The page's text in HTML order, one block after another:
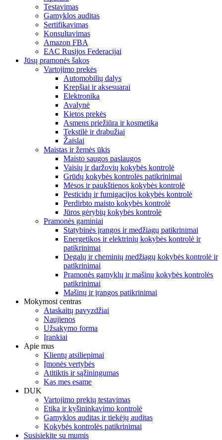
Testavimas
Gamyklos auditas
Sertifikavimas
Konsultavimas
Amazon FBA
EAC Rusijos Federacijai
Jūsų pramonės šakos
Vartojimo prekės
Automobilių dalys
Krepšiai ir aksesuarai
Elektronika
Avalynė
Kietos prekės
Asmens priežiūra ir kosmetika
Tekstilė ir drabužiai
Žaislai
Maistas ir žemės ūkis
Maisto saugos paslaugos
Vaisių ir daržovių kokybės kontrolė
Grūdų kokybės kontrolės patikrinimai
Mėsos ir paukštienos kokybės kontrolė
Pesticidų ir fumigacijos kokybės kontrolė
Perdirbto maisto kokybės kontrolė
Jūros gėrybių kokybės kontrolė
Pramonės gaminiai
Statybinės įrangos ir medžiagų patikrinimai
Energetikos ir elektrinių kokybės kontrolė ir
patikrinimai
Degalų ir cheminių medžiagų kokybės kontrolė ir
patikrinimai
Pramonės gamyklų ir mašinų kokybės kontrolės
patikrinimai
Mašinų ir įrangos patikrinimai
Mokymosi centras
Ataskaitų pavyzdžiai
Naujienos
Užsakymo forma
Įrankiai
Apie mus
Klientų atsiliepimai
Įmonės vertybės
Atitiktis ir sąžiningumas
Kas mes esame
DUK
Vartojimo prekių testavimas
Etika ir kyšininkavimo kontrolė
Gamyklos auditas ir tiekėjų auditas
Kokybės kontrolės patikrinimai
Susisiekite su mumis